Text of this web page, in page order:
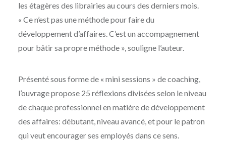
les étagères des librairies au cours des derniers mois.
« Ce n’est pas une méthode pour faire du
développement d’affaires. C’est un accompagnement
pour bâtir sa propre méthode », souligne l’auteur.
Présenté sous forme de « mini sessions » de coaching,
l’ouvrage propose 25 réflexions divisées selon le niveau
de chaque professionnel en matière de développement
des affaires: débutant, niveau avancé, et pour le patron
qui veut encourager ses employés dans ce sens.